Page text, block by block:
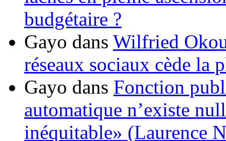
budgétaire ?
Gayo dans Wilfried
réseaux sociaux cède la
Gayo dans Fonction
automatique n’existe
inéquitable» (Laurence